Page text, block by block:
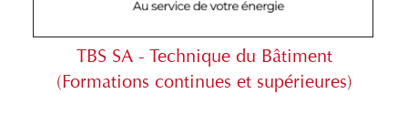
TBS SA - Technique du Bâtiment
(Formations continues et supérieures)